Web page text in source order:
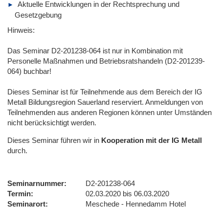
Aktuelle Entwicklungen in der Rechtsprechung und
Gesetzgebung
Hinweis:
Das Seminar D2-201238-064 ist nur in Kombination mit
Personelle Maßnahmen und Betriebsratshandeln (D2-201239-
064) buchbar!
Dieses Seminar ist für Teilnehmende aus dem Bereich der IG
Metall Bildungsregion Sauerland reserviert. Anmeldungen von
Teilnehmenden aus anderen Regionen können unter Umständen
nicht berücksichtigt werden.
Dieses Seminar führen wir in Kooperation mit der IG Metall
durch.
Seminarnummer
D2-201238-064
Termin
02.03.2020 bis 06.03.2020
Seminarort
Meschede - Hennedamm Hotel